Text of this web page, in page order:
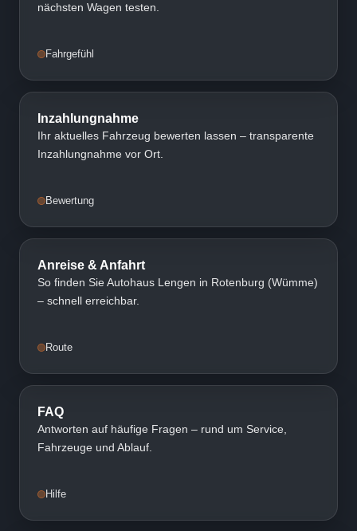
nächsten Wagen testen.
Fahrgefühl
Inzahlungnahme
Ihr aktuelles Fahrzeug bewerten lassen – transparente
Inzahlungnahme vor Ort.
Bewertung
Anreise & Anfahrt
So finden Sie Autohaus Lengen in Rotenburg (Wümme)
– schnell erreichbar.
Route
FAQ
Antworten auf häufige Fragen – rund um Service,
Fahrzeuge und Ablauf.
Hilfe